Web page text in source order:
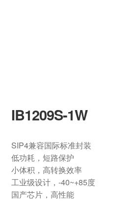
IB1209S-1W
SIP4兼容国际标准封装
低功耗，短路保护
小体积，高转换效率
工业级设计，-40~+85度
国产芯片，高性能